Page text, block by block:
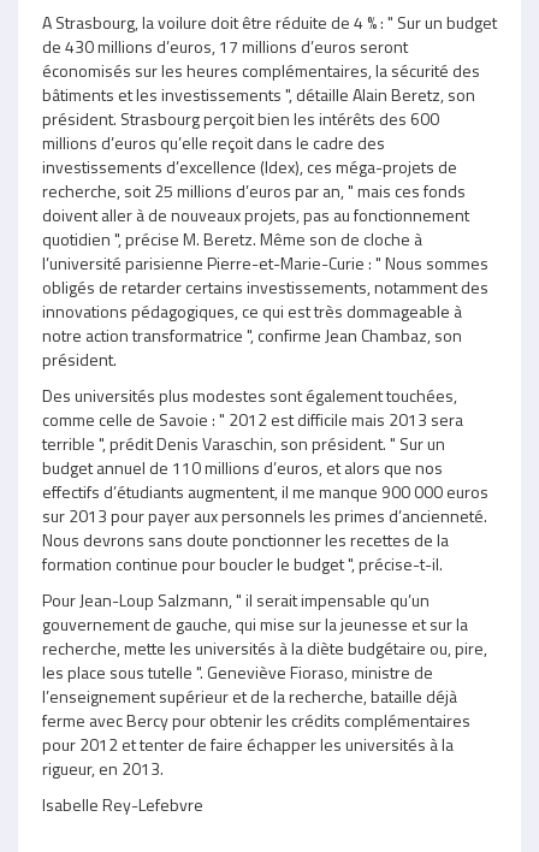
A Strasbourg, la voilure doit être réduite de 4 % : " Sur un budget
de 430 millions d’euros, 17 millions d’euros seront
économisés sur les heures complémentaires, la sécurité des
bâtiments et les investissements ", détaille Alain Beretz, son
président. Strasbourg perçoit bien les intérêts des 600
millions d’euros qu’elle reçoit dans le cadre des
investissements d’excellence (Idex), ces méga-projets de
recherche, soit 25 millions d’euros par an, " mais ces fonds
doivent aller à de nouveaux projets, pas au fonctionnement
quotidien ", précise M. Beretz. Même son de cloche à
l’université parisienne Pierre-et-Marie-Curie : " Nous sommes
obligés de retarder certains investissements, notamment des
innovations pédagogiques, ce qui est très dommageable à
notre action transformatrice ", confirme Jean Chambaz, son
président.
Des universités plus modestes sont également touchées,
comme celle de Savoie : " 2012 est difficile mais 2013 sera
terrible ", prédit Denis Varaschin, son président. " Sur un
budget annuel de 110 millions d’euros, et alors que nos
effectifs d’étudiants augmentent, il me manque 900 000 euros
sur 2013 pour payer aux personnels les primes d’ancienneté.
Nous devrons sans doute ponctionner les recettes de la
formation continue pour boucler le budget ", précise-t-il.
Pour Jean-Loup Salzmann, " il serait impensable qu’un
gouvernement de gauche, qui mise sur la jeunesse et sur la
recherche, mette les universités à la diète budgétaire ou, pire,
les place sous tutelle ". Geneviève Fioraso, ministre de
l’enseignement supérieur et de la recherche, bataille déjà
ferme avec Bercy pour obtenir les crédits complémentaires
pour 2012 et tenter de faire échapper les universités à la
rigueur, en 2013.
Isabelle Rey-Lefebvre